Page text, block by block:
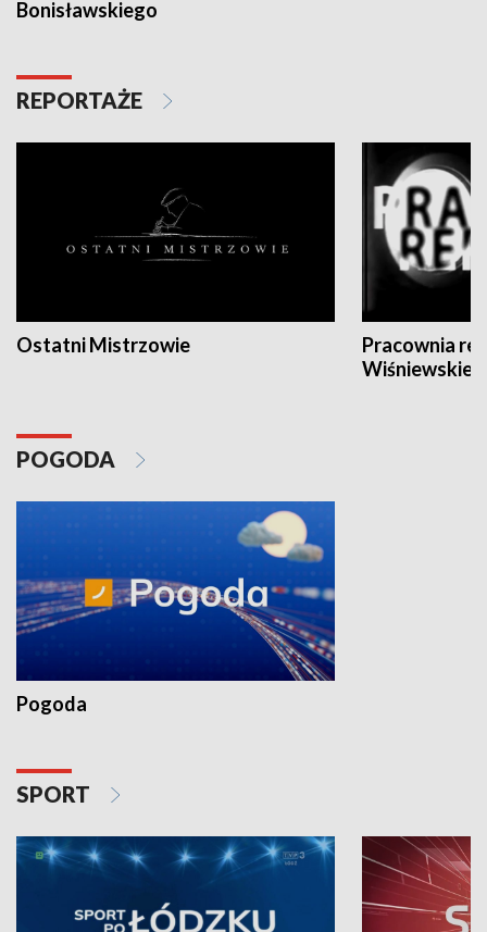
Bonisławskiego
REPORTAŻE
Ostatni Mistrzowie
Pracownia
POGODA
Pogoda
SPORT